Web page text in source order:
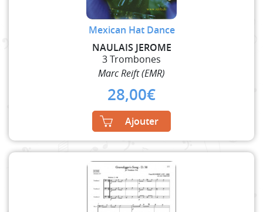
Mexican Hat Dance
NAULAIS JEROME
3 Trombones
Marc Reift (EMR)
28,00€
Ajouter